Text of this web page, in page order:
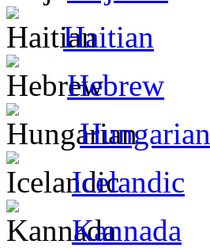
Haitian
Hebrew
Hungarian
Icelandic
Kannada